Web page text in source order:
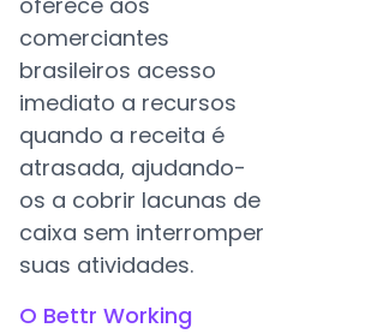
comerciantes
brasileiros acesso
imediato a recursos
quando a receita é
atrasada, ajudando-
os a cobrir lacunas de
caixa sem interromper
suas atividades.
O Bettr Working